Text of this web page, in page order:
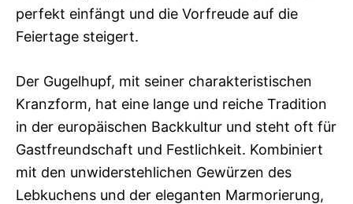
perfekt einfängt und die Vorfreude auf die
Feiertage steigert.
Der Gugelhupf, mit seiner charakteristischen
Kranzform, hat eine lange und reiche Tradition
in der europäischen Backkultur und steht oft für
Gastfreundschaft und Festlichkeit. Kombiniert
mit den unwiderstehlichen Gewürzen des
Lebkuchens und der eleganten Marmorierung,